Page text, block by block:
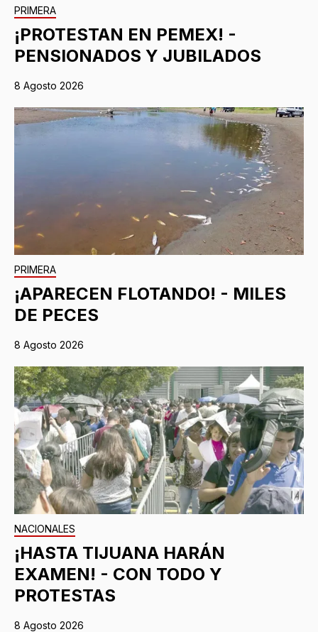
PRIMERA
¡PROTESTAN EN PEMEX! -
PENSIONADOS Y JUBILADOS
8 Agosto 2026
PRIMERA
¡APARECEN FLOTANDO! - MILES
DE PECES
8 Agosto 2026
NACIONALES
¡HASTA TIJUANA HARÁN
EXAMEN! - CON TODO Y
PROTESTAS
8 Agosto 2026